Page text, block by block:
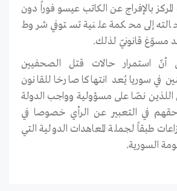
بالإفراج عن الكاتب عيسو فوراً دون
إلى محكمة علنية تستوفي شروط
مسوّغ قانونيّ لذلك.
أنّ استمرار حالات قتل الصحفيين
في سوريا يُعد انتهاكا صارخا للقانون
اللذين نصّا على مسؤولية وواجب الدولة
وحقهم في التعبير عن الرأي خصوصا في
طبقاً لجملة المعاهدات الدولية التي
السورية.